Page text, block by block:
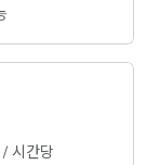
/ 시간당